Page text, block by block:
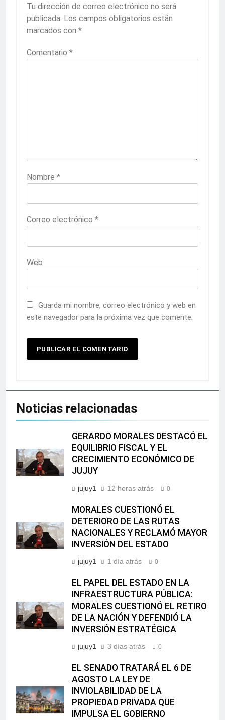
Tu dirección de correo electrónico no será
publicada. Los campos obligatorios están
marcados con *
Comentario *
Nombre *
Correo electrónico *
Web
Guarda mi nombre, correo electrónico y web en
este navegador para la próxima vez que comente.
Noticias relacionadas
GERARDO MORALES DESTACÓ EL
EQUILIBRIO FISCAL Y EL
CRECIMIENTO ECONÓMICO DE
JUJUY
jujuy1 12 horas atrás 0
MORALES CUESTIONÓ EL
DETERIORO DE LAS RUTAS
NACIONALES Y RECLAMÓ MAYOR
INVERSIÓN DEL ESTADO
jujuy1 1 día atrás 0
EL PAPEL DEL ESTADO EN LA
INFRAESTRUCTURA PÚBLICA:
MORALES CUESTIONÓ EL RETIRO
DE LA NACIÓN Y DEFENDIÓ LA
INVERSIÓN ESTRATÉGICA
jujuy1 3 días atrás 0
EL SENADO TRATARÁ EL 6 DE
AGOSTO LA LEY DE
INVIOLABILIDAD DE LA
PROPIEDAD PRIVADA QUE
IMPULSA EL GOBIERNO